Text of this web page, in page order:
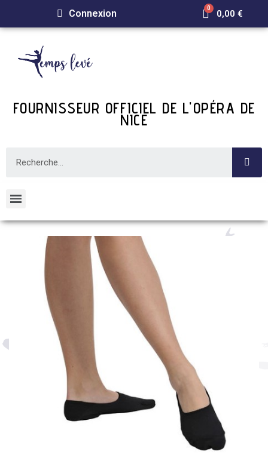
Connexion 0,00 €
FOURNISSEUR OFFICIEL DE L'OPÉRA DE
NICE